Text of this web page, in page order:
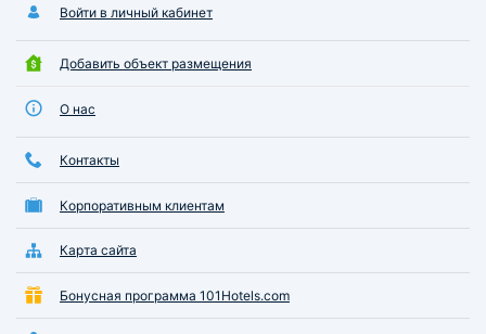
Войти в личный кабинет
Добавить объект размещения
О нас
Контакты
Корпоративным клиентам
Карта сайта
Бонусная программа 101Hotels.com